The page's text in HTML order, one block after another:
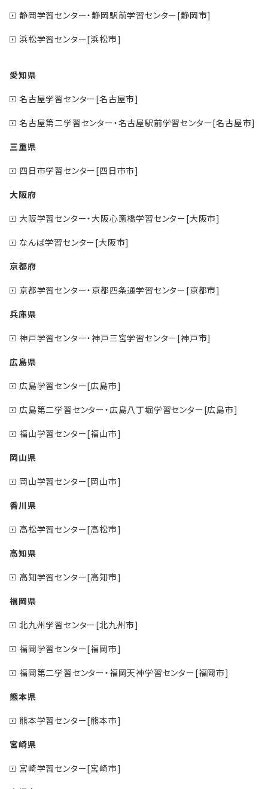
静岡学習センター・静岡駅前学習センター[静岡市]
浜松学習センター[浜松市]
愛知県
名古屋学習センター[名古屋市]
名古屋第二学習センター・名古屋駅前学習センター[名古屋市]
三重県
四日市学習センター[四日市市]
大阪府
大阪学習センター・大阪心斎橋学習センター[大阪市]
なんば学習センター[大阪市]
京都府
京都学習センター・京都四条通学習センター[京都市]
兵庫県
神戸学習センター・神戸三宮学習センター[神戸市]
広島県
広島学習センター[広島市]
広島第二学習センター・広島八丁堀学習センター[広島市]
福山学習センター[福山市]
岡山県
岡山学習センター[岡山市]
香川県
高松学習センター[高松市]
高知県
高知学習センター[高知市]
福岡県
北九州学習センター[北九州市]
福岡学習センター[福岡市]
福岡第二学習センター・福岡天神学習センター[福岡市]
熊本県
熊本学習センター[熊本市]
宮崎県
宮崎学習センター[宮崎市]